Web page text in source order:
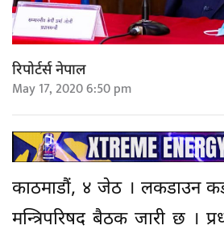
रिपोर्टर्स नेपाल
May 17, 2020 6:50 pm
काठमाडौं, ४ जेठ । लकडाउन
मन्त्रिपरिषद बैठक जारी छ ।